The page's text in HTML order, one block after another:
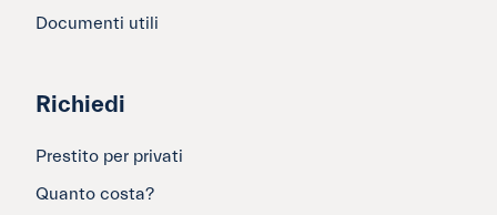
Documenti utili
Richiedi
Prestito per privati
Quanto costa?